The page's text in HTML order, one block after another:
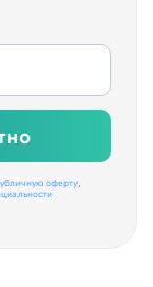
оферту